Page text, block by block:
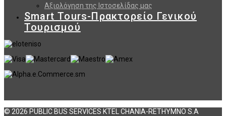
Αξιολόγηση της Ιστοσελίδας μας
Smart Tours-Πρακτορείο Γενικού
Τουρισμού
© 2026 PUBLIC BUS SERVICES KTEL CHANIA-RETHYMNO S.A